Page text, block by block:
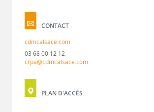
CONTACT
cdmcalsace.com
03 68 00 12 12
crpa@cdmcalsace.com
PLAN D'ACCÈS